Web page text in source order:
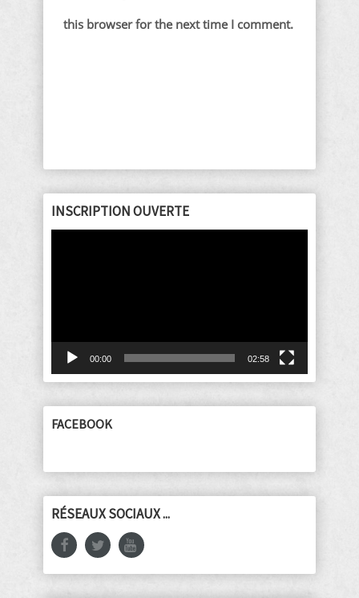
this browser for the next time I comment.
INSCRIPTION OUVERTE
00:00 02:58
FACEBOOK
RÉSEAUX SOCIAUX ...